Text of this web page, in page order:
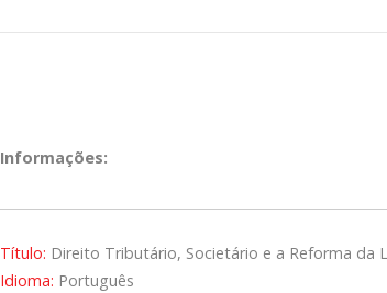
Informações:
Título: Direito Tributário, Societário e a Reforma da
Idioma: Português